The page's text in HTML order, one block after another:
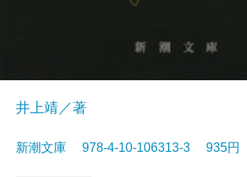
井上靖／著
新潮文庫 978-4-10-106313-3 935円